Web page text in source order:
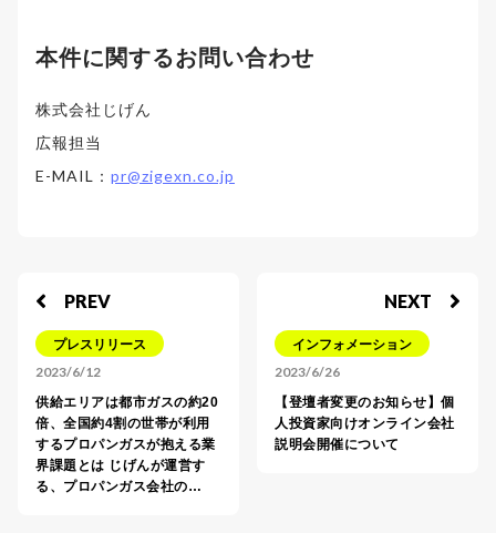
本件に関するお問い合わせ
株式会社じげん
広報担当
E-MAIL： pr@zigexn.co.jp
PREV
プレスリリース
2023/6/12
供給エリアは都市ガスの約20
倍、全国約4割の世帯が利用
するプロパンガスが抱える業
界課題とは じげんが運営す
る、プロパンガス会社の…
NEXT
インフォメーション
2023/6/26
【登壇者変更のお知らせ】個
人投資家向けオンライン会社
説明会開催について